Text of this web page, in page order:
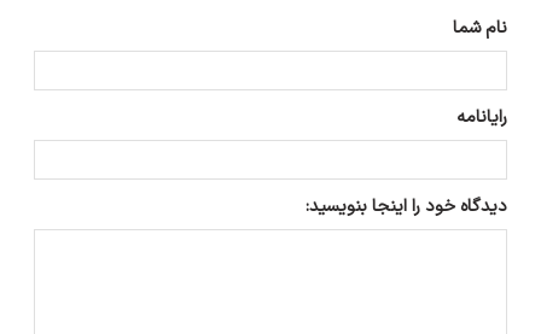
نام شما
رایانامه
دیدگاه خود را اینجا بنویسید: